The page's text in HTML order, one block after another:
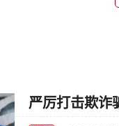
严厉打击欺诈